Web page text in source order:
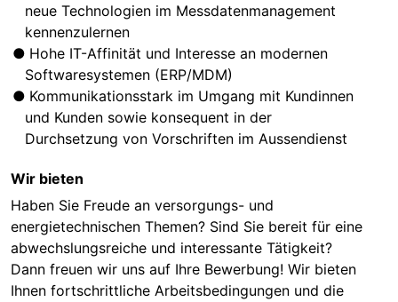
neue Technologien im Messdatenmanagement
kennenzulernen
Hohe IT-Affinität und Interesse an modernen
Softwaresystemen (ERP/MDM)
Kommunikationsstark im Umgang mit Kundinnen
und Kunden sowie konsequent in der
Durchsetzung von Vorschriften im Aussendienst
Wir bieten
Haben Sie Freude an versorgungs- und
energietechnischen Themen? Sind Sie bereit für eine
abwechslungsreiche und interessante Tätigkeit?
Dann freuen wir uns auf Ihre Bewerbung! Wir bieten
Ihnen fortschrittliche Arbeitsbedingungen und die